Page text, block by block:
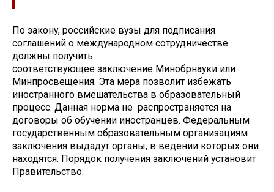
По закону, российские вузы для подписания
соглашений о международном сотрудничестве
должны получить
соответствующее заключение Минобрнауки или
Минпросвещения. Эта мера позволит избежать
иностранного вмешательства в образовательный
процесс. Данная норма не распространяется на
договоры об обучении иностранцев. Федеральным
государственным образовательным организациям
заключения выдадут органы, в ведении которых они
находятся. Порядок получения заключений установит
Правительство.